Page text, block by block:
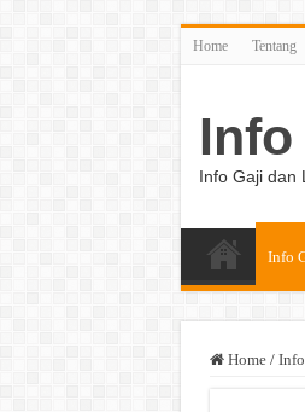
Home Tentang
Info Gaji dan
Info
Home /